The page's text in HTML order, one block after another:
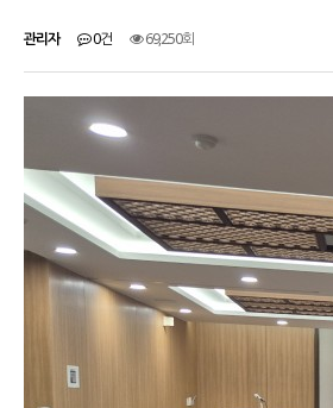
관리자 0건 69,250회